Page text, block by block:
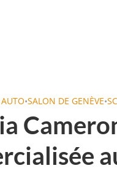
•SALON DE GENÈVE•